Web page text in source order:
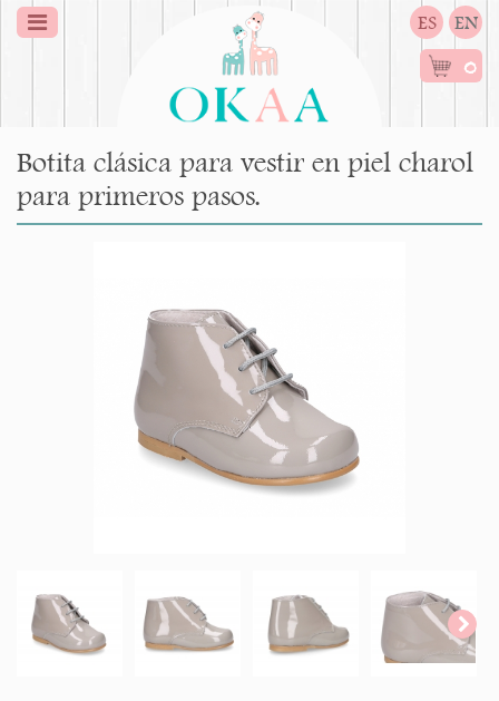
ES EN
0
Botita clásica para vestir en piel charol
para primeros pasos.